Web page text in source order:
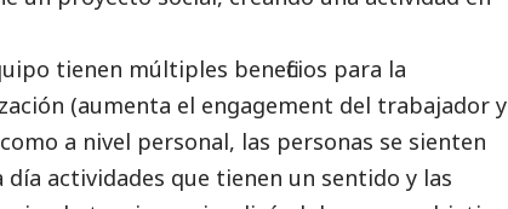
tienen múltiples beneficios para la
(aumenta el engagement del trabajador y
a nivel personal, las personas se sienten
actividades que tienen un sentido y las